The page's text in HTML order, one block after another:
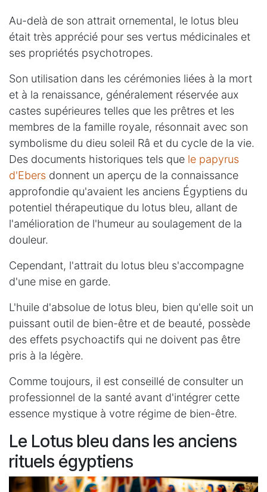
Au-delà de son attrait ornemental, le lotus bleu
était très apprécié pour ses vertus médicinales et
ses propriétés psychotropes.
Son utilisation dans les cérémonies liées à la mort
et à la renaissance, généralement réservée aux
castes supérieures telles que les prêtres et les
membres de la famille royale, résonnait avec son
symbolisme du dieu soleil Râ et du cycle de la vie.
Des documents historiques tels que le papyrus
d'Ebers donnent un aperçu de la connaissance
approfondie qu'avaient les anciens Égyptiens du
potentiel thérapeutique du lotus bleu, allant de
l'amélioration de l'humeur au soulagement de la
douleur.
Cependant, l'attrait du lotus bleu s'accompagne
d'une mise en garde.
L'huile d'absolue de lotus bleu, bien qu'elle soit un
puissant outil de bien-être et de beauté, possède
des effets psychoactifs qui ne doivent pas être
pris à la légère.
Comme toujours, il est conseillé de consulter un
professionnel de la santé avant d'intégrer cette
essence mystique à votre régime de bien-être.
Le Lotus bleu dans les anciens
rituels égyptiens